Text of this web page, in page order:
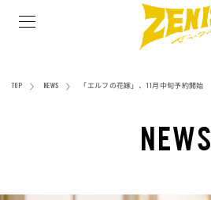
TOP NEWS 「エルフの花嫁」、11月中旬予約開始
NEWS